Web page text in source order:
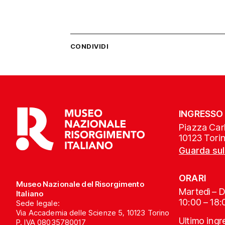
CONDIVIDI
Museo Nazionale del Risorgimento
Italiano
Sede legale:
Via Accademia delle Scienze 5, 10123 Torino
P. IVA 08035780017
INGRESSO
Piazza
10123
Guarda
ORARI
Martedì –
10:00 –
Ultimo